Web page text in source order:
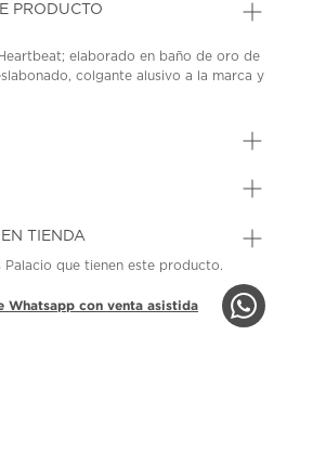
PRODUCTO
elaborado en baño de oro de
colgante alusivo a la marca y
TIENDA
Palacio que tienen este producto.
Whatsapp con venta asistida